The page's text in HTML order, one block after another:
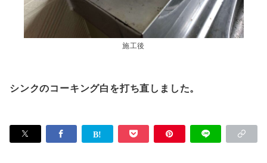
施工後
シンクのコーキング白を打ち直しました。